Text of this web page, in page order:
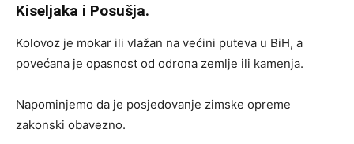
Kiseljaka i Posušja.
Kolovoz je mokar ili vlažan na većini puteva u BiH, a
povećana je opasnost od odrona zemlje ili kamenja.
Napominjemo da je posjedovanje zimske opreme
zakonski obavezno.